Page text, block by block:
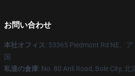
お問い合わせ
本社オフィス: 53365 Piedmont Rd NE、
国
私達の倉庫: No. 80 Anli Road, Bole City, 北